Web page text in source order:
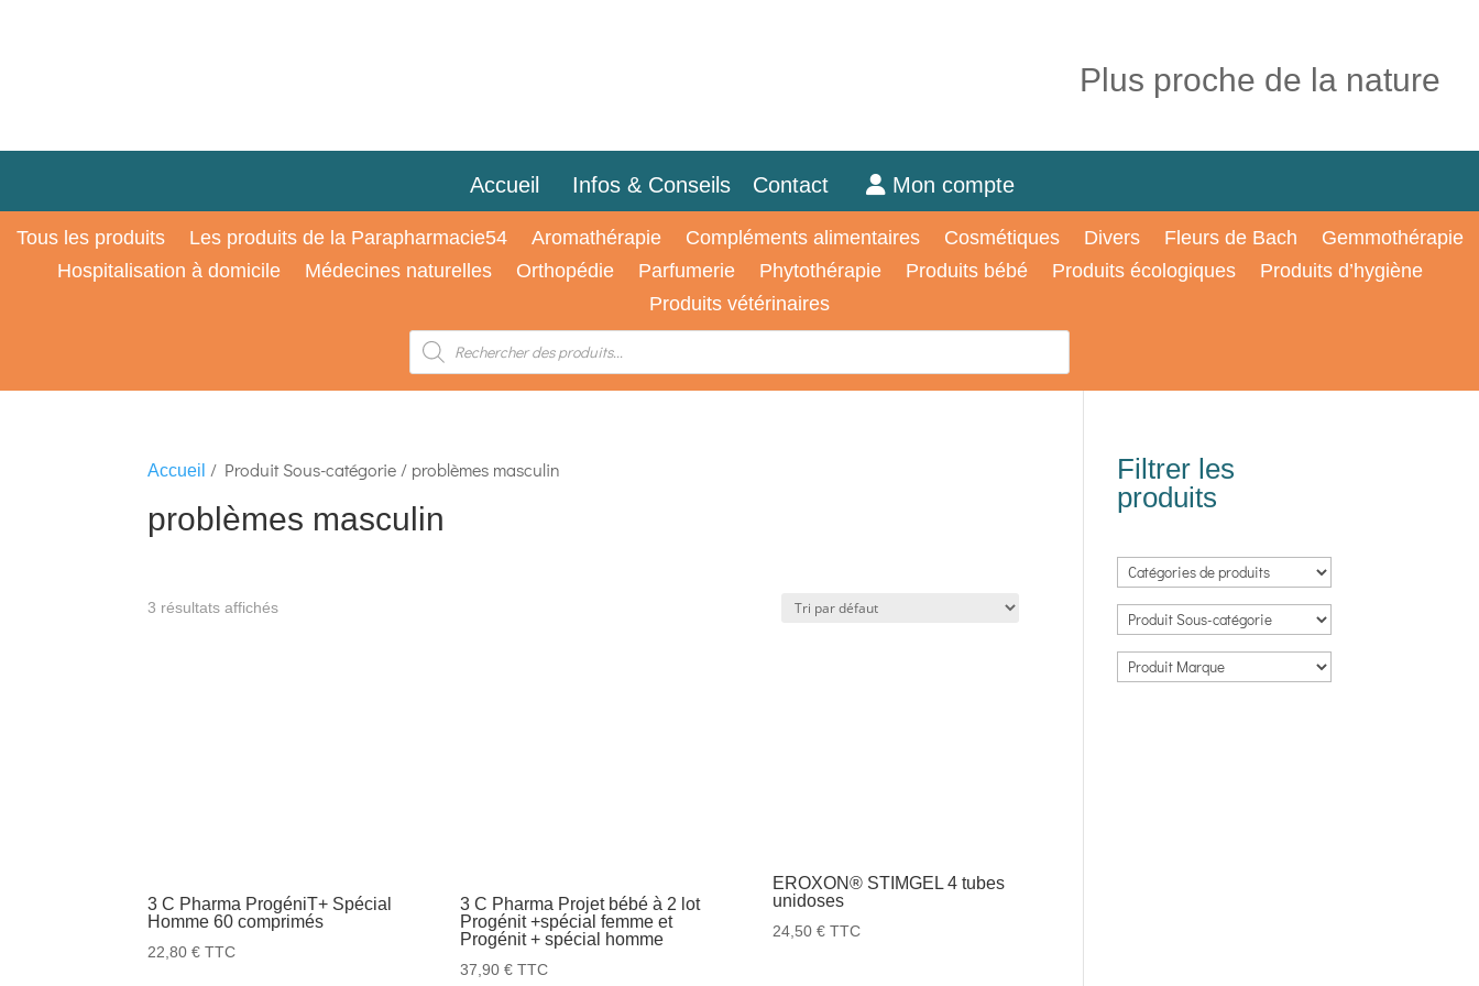
Plus proche de la nature
Accueil Infos & Conseils Contact Mon compte
Tous les produits Les produits de la Parapharmacie54 Aromathérapie Compléments alimentaires Cosmétiques Divers Fleurs de Bach
Gemmothérapie
Hospitalisation à domicile
Médecines naturelles Orthopédie Parfumerie Phytothérapie Produits bébé Produits écologiques
Produits d’hygiène
Produits vétérinaires
Recherche
produits
Accueil / Produit Sous-catégorie / problèmes masculin
problèmes masculin
3 résultats affichés
3 C Pharma ProgéniT+ Spécial
Homme 60 comprimés
22,80€ TTC
3 C Pharma Projet bébé à 2 lot
Progénit +spécial femme et
Progénit + spécial homme
37,90 € TTC
EROXON® STIMGEL 4 tubes
unidoses
24,50 € TTC
Filtrer les
produits